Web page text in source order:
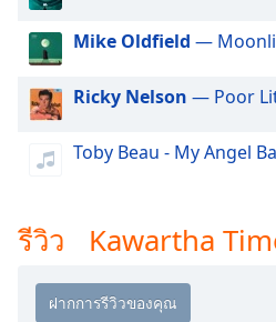
cancel
and
window.
Mike Oldfield —
Ricky Nelson — Poor
Toby Beau - My Angel
รีวิว Kawartha